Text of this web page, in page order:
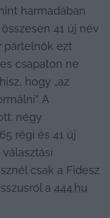
harmadában
41 új név
pártelnök ezt
csapaton ne
hogy „az
A
négy
régi és 41 új
csak a Fidesz
a 444.hu